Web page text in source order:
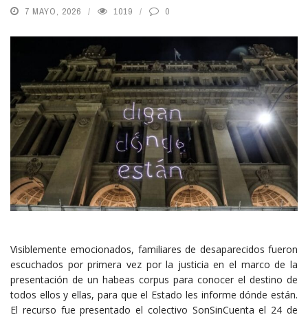
7 MAYO, 2026 1019 0
Visiblemente emocionados, familiares de desaparecidos fueron
escuchados por primera vez por la justicia en el marco de la
presentación de un habeas corpus para conocer el destino de
todos ellos y ellas, para que el Estado les informe dónde están.
El recurso fue presentado el colectivo SonSinCuenta el 24 de